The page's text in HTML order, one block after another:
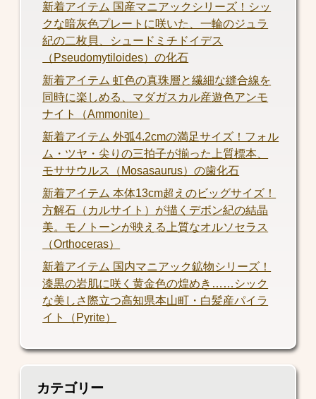
新着アイテム 国産マニアックシリーズ！シッ
クな暗灰色プレートに咲いた、一輪のジュラ
紀の二枚貝、シュードミチドイデス
（Pseudomytiloides）の化石
新着アイテム 虹色の真珠層と繊細な縫合線を
同時に楽しめる、マダガスカル産遊色アンモ
ナイト（Ammonite）
新着アイテム 外弧4.2cmの満足サイズ！フォル
ム・ツヤ・尖りの三拍子が揃った上質標本、
モササウルス（Mosasaurus）の歯化石
新着アイテム 本体13cm超えのビッグサイズ！
方解石（カルサイト）が描くデボン紀の結晶
美。モノトーンが映える上質なオルソセラス
（Orthoceras）
新着アイテム 国内マニアック鉱物シリーズ！
漆黒の岩肌に咲く黄金色の煌めき……シック
な美しさ際立つ高知県本山町・白髪産パイラ
イト（Pyrite）
カテゴリー